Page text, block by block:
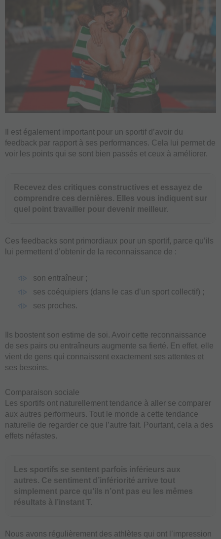
Il est également important pour un sportif d’avoir du
feedback par rapport à ses performances. Cela lui permet de
voir les points qui se sont bien passés et ceux à améliorer.
Recevez des critiques constructives et essayez de
comprendre ces dernières. Elles vous indiquent sur
quel point travailler pour devenir meilleur.
Ces feedbacks sont primordiaux pour un sportif, parce qu’ils
lui permettent d’obtenir de la reconnaissance de :
son entraîneur ;
ses coéquipiers (dans le cas d’un sport collectif) ;
ses proches.
Ils boostent son estime de soi. Avoir cette reconnaissance
de ses pairs ou entraîneurs augmente sa fierté. En effet, elle
vient de gens qui connaissent exactement ses attentes et
ses besoins.
Comparaison sociale
Les sportifs ont naturellement tendance à aller se comparer
aux autres performeurs. Tout le monde a cette tendance
naturelle de regarder ce que l’autre fait. Pourtant, cela a des
effets néfastes.
Les sportifs se sentent parfois inférieurs aux
autres. Ce sentiment d’infériorité arrive tout
simplement parce qu’ils n’ont pas eu les mêmes
résultats à l’instant T.
Nous avons régulièrement des athlètes qui ont l’impression